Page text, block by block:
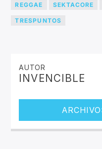
REGGAE SEKTACORE
TRESPUNTOS
AUTOR
INVENCIBLE